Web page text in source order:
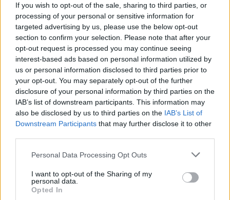
If you wish to opt-out of the sale, sharing to third parties, or
processing of your personal or sensitive information for
targeted advertising by us, please use the below opt-out
section to confirm your selection. Please note that after your
opt-out request is processed you may continue seeing
interest-based ads based on personal information utilized by
us or personal information disclosed to third parties prior to
your opt-out. You may separately opt-out of the further
disclosure of your personal information by third parties on the
IAB’s list of downstream participants. This information may
also be disclosed by us to third parties on the IAB’s List of
Downstream Participants that may further disclose it to other
Please note that this website/app uses one or more Google
not limited to your visit or usage behaviour. You may click to
grant or deny consent to Google and its third-party tags to
use your data for below specified purposes in below Google
Personal Data Processing Opt Outs
I want to opt-out of the Sharing of my
personal data.
Opted In
Facebookon is!
#BULVÁR #MAGYAR SZTÁROK #RTL HÍRESSÉGEK
KISS ÁDÁM
ELEK PÉTER #GITÁR # PRODUKCIÓ